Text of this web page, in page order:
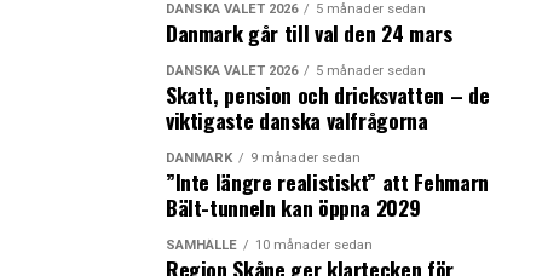
tror inte riktigt de förstår vilka kompetenser som
behövs och i Köpenhamn har de redan svårt att
rekrytera kompetent personal.
Anders Lönnberg vill inte kännas vid beskrivningen av
att Medicon Valley, det vill säga Skåne och Själland, har
Nordens största läkemedelskluster.
– Visst, de största företagen finns i Köpenhamn. Men
forsknings- och utvecklingsmässigt är Stockholm större.
DANSKA VALET 2026 5 månader sedan
Danmark går till val den 24 mars
DANSKA VALET 2026 5 månader sedan
Skatt, pension och dricksvatten – de
viktigaste danska valfrågorna
DANMARK 9 månader sedan
”Inte längre realistiskt” att Fehmarn
Bält-tunneln kan öppna 2029
SAMHÄLLE 10 månader sedan
Region Skåne ger klartecken för